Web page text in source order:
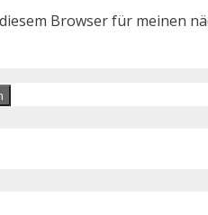
Browser für meinen